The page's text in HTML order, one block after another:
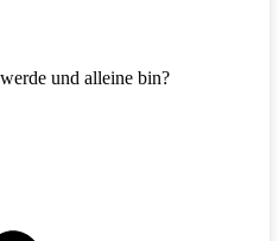
und alleine bin?